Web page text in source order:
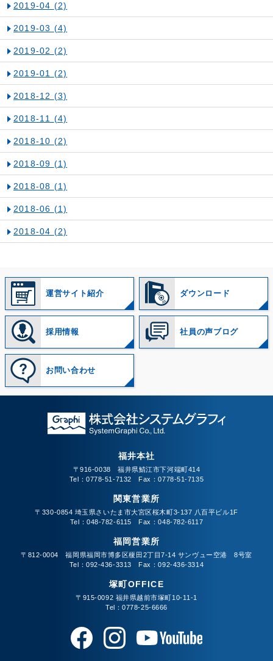
2019-04 (2)
2019-03 (4)
2019-02 (2)
2019-01 (2)
2018-12 (3)
2018-11 (4)
2018-10 (2)
2018-09 (1)
2018-08 (1)
2018-06 (1)
2018-04 (2)
運営サイト紹介 ダウンロード
採用情報 社員の声ブログ
お問い合わせ
福井本社
〒916-0038 福井県鯖江市下河端町414
Tel：0778-51-7132 Fax：0778-51-7135
関東営業所
〒330-0854 埼玉県さいたま市大宮区桜木町3-137 八百平ビル1F
Tel：048-782-6115 Fax：048-782-6117
福岡営業所
〒812-0004 福岡県福岡市博多区榎田2丁目7-14 サンヴュー空港 8号室
Tel：092-436-3313 Fax：092-436-3314
塚町OFFICE
〒915-0092 福井県越前市塚町10-11-1
Tel：0778-25-6666